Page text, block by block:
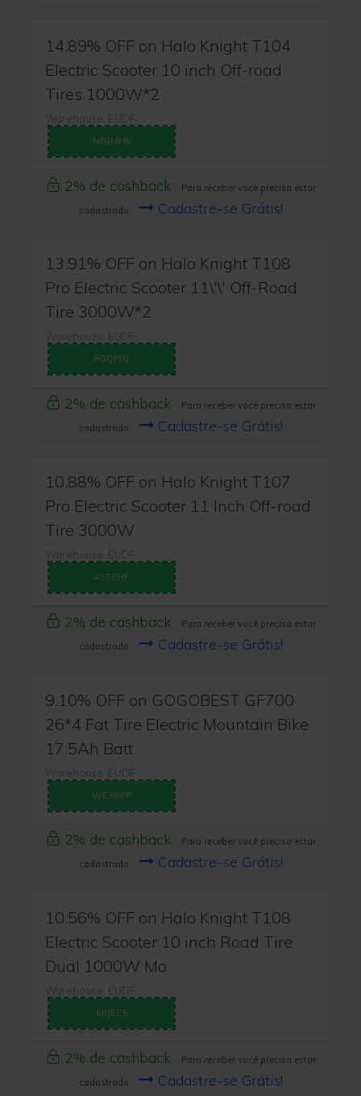
14.89% OFF on Halo Knight T104
Electric Scooter 10 inch Off-road
Tires 1000W*2
Warehouse: EUDF
NF8MHK
2% de cashback
Para receber você precisa estar
cadastrado
Cadastre-se Grátis!
13.91% OFF on Halo Knight T108
Pro Electric Scooter 11\'\' Off-Road
Tire 3000W*2
Warehouse: EUDF
FGQPRJ
2% de cashback
Para receber você precisa estar
cadastrado
Cadastre-se Grátis!
10.88% OFF on Halo Knight T107
Pro Electric Scooter 11 Inch Off-road
Tire 3000W
Warehouse: EUDF
45TEHF
2% de cashback
Para receber você precisa estar
cadastrado
Cadastre-se Grátis!
9.10% OFF on GOGOBEST GF700
26*4 Fat Tire Electric Mountain Bike
17.5Ah Batt
Warehouse: EUDF
WEXBPP
2% de cashback
Para receber você precisa estar
cadastrado
Cadastre-se Grátis!
10.56% OFF on Halo Knight T108
Electric Scooter 10 inch Road Tire
Dual 1000W Mo
Warehouse: EUDF
6KJEC5
2% de cashback
Para receber você precisa estar
cadastrado
Cadastre-se Grátis!